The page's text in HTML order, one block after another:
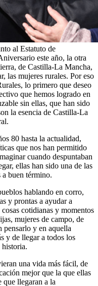
al Estatuto de
este año, la otra
de Castilla-La Mancha,
las mujeres rurales. Por eso
lo primero que deseo
que hemos logrado en
sin ellas, que han sido
la esencia de Castilla-La
80 hasta la actualidad,
que nos han permitido
cuando despuntaban
ellas han sido una de las
a buen término.
hablando en corro,
y prontas a ayudar a
cotidianas y momentos
mujeres de campo, de
pensarlo y en aquella
y de llegar a todos los
historia.
una vida más fácil, de
mejor que la que ellas
que llegaran a la